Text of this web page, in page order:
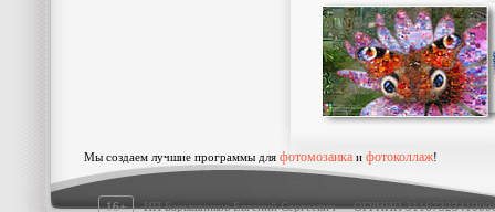
Мы создаем лучшие программы для фотомозаика и фотоколлаж!
16+ ИП Барышников Евгений Сергеевич · ОГРНИП